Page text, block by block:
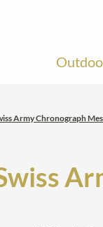
Army Chronograph